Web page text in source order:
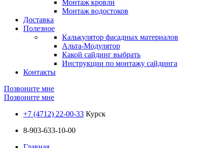
Монтаж кровли
Монтаж водостоков
Доставка
Полезное
Калькулятор фасадных материалов
Альта-Модулятор
Какой сайдинг выбрать
Инструкции по монтажу сайдинга
Контакты
Позвоните мне
Позвоните мне
+7 (4712) 22-00-33 Курск
8-903-633-10-00